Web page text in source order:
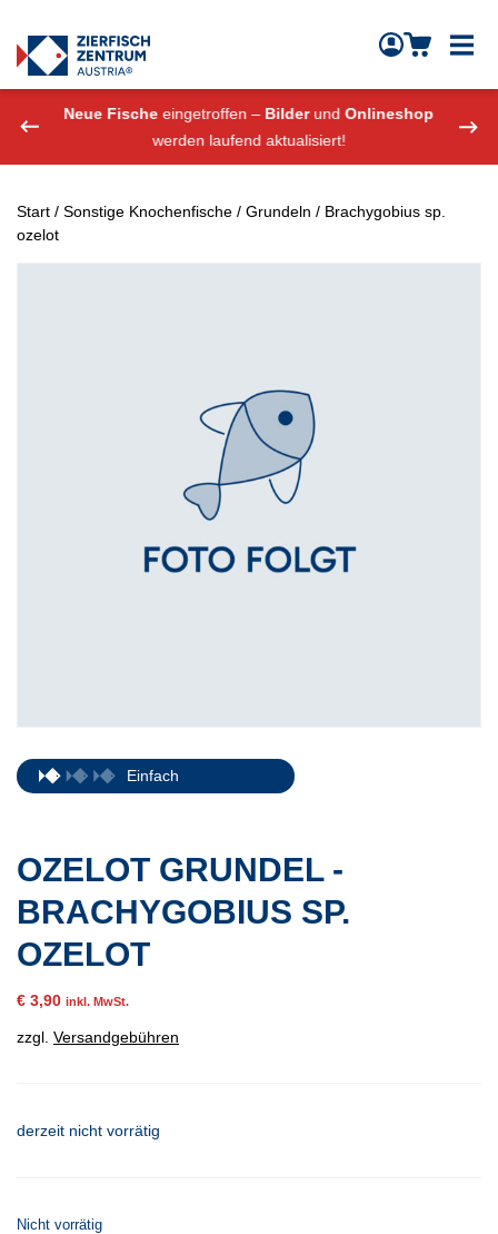
Zierfisch Aquarium Austria
Neue Fische eingetroffen – BilderundOnlineshop
werden laufend aktualisiert!
Start / Sonstige Knochenfische / Grundeln / Brachygobius sp.
ozelot
Einfach
OZELOT GRUNDEL -
BRACHYGOBIUS SP.
OZELOT
€ 3,90 inkl. MwSt.
zzgl. Versandgebühren
derzeit nicht vorrätig
Nicht vorrätig